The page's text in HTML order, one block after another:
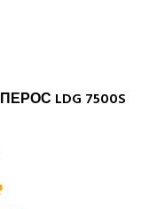
LDG 7500S